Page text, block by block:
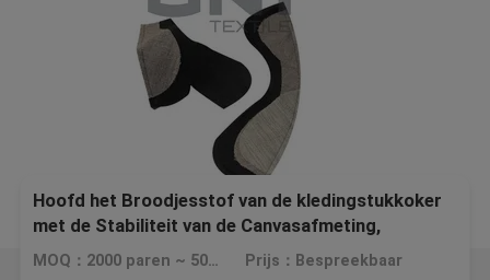
Hoofd het Broodjesstof van de kledingstukkoker
met de Stabiliteit van de Canvasafmeting,
Vriendschappelijke Eco -
MOQ：2000 paren ~ 5000 paren Prijs：Bespreekbaar